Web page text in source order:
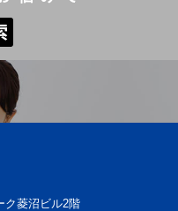
ク菱沼ビル2階